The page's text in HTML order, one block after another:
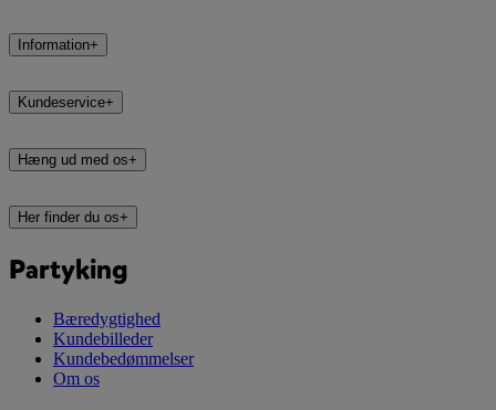
Information+
Kundeservice+
Hæng ud med os+
Her finder du os+
Partyking
Bæredygtighed
Kundebilleder
Kundebedømmelser
Om os